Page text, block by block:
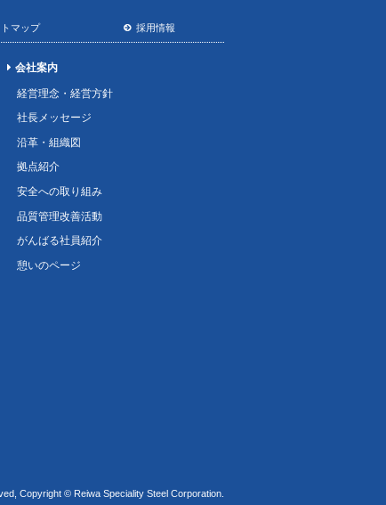
マップ 採用情報
会社案内
経営理念・経営方針
社長メッセージ
沿革・組織図
拠点紹介
安全への取り組み
品質管理改善活動
がんばる社員紹介
憩いのページ
Copyright © Reiwa Speciality Steel Corporation.